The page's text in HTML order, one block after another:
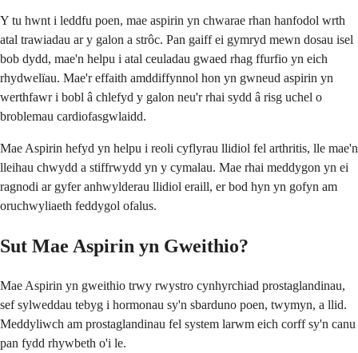
Y tu hwnt i leddfu poen, mae aspirin yn chwarae rhan hanfodol wrth
atal trawiadau ar y galon a strôc. Pan gaiff ei gymryd mewn dosau isel
bob dydd, mae'n helpu i atal ceuladau gwaed rhag ffurfio yn eich
rhydwelïau. Mae'r effaith amddiffynnol hon yn gwneud aspirin yn
werthfawr i bobl â chlefyd y galon neu'r rhai sydd â risg uchel o
broblemau cardiofasgwlaidd.
Mae Aspirin hefyd yn helpu i reoli cyflyrau llidiol fel arthritis, lle mae'n
lleihau chwydd a stiffrwydd yn y cymalau. Mae rhai meddygon yn ei
ragnodi ar gyfer anhwylderau llidiol eraill, er bod hyn yn gofyn am
oruchwyliaeth feddygol ofalus.
Sut Mae Aspirin yn Gweithio?
Mae Aspirin yn gweithio trwy rwystro cynhyrchiad prostaglandinau,
sef sylweddau tebyg i hormonau sy'n sbarduno poen, twymyn, a llid.
Meddyliwch am prostaglandinau fel system larwm eich corff sy'n canu
pan fydd rhywbeth o'i le.